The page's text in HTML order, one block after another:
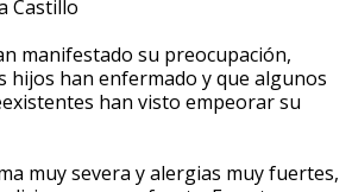
Castillo
manifestado su preocupación,
hijos han enfermado y que algunos
han visto empeorar su
muy severa y alergias muy fuertes,